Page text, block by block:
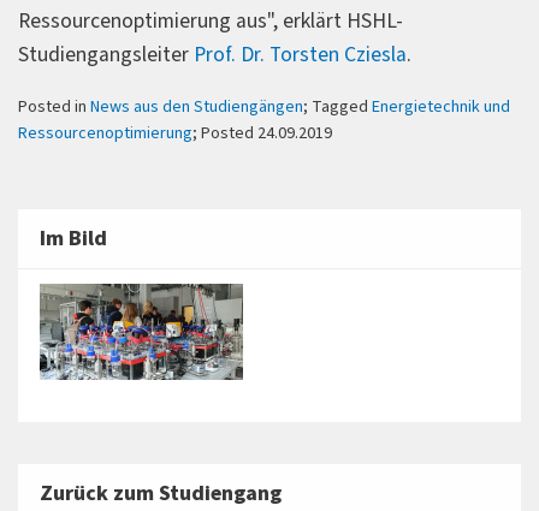
Ressourcenoptimierung aus", erklärt HSHL-
Studiengangsleiter Prof. Dr. Torsten Cziesla.
Posted in News aus den Studiengängen; Tagged Energietechnik und
Ressourcenoptimierung; Posted 24.09.2019
Im Bild
Zurück zum Studiengang